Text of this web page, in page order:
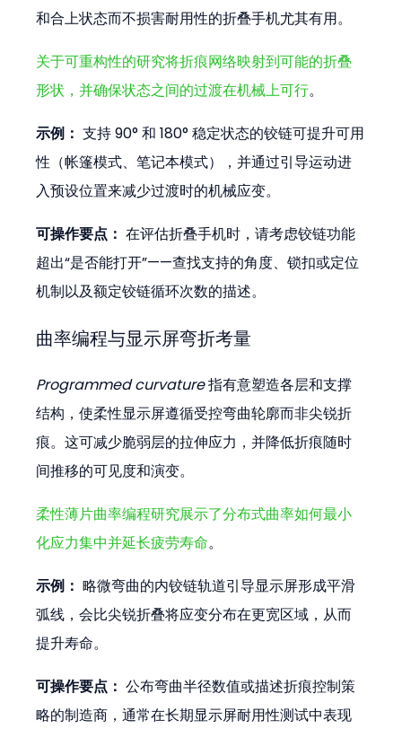
和合上状态而不损害耐用性的折叠手机尤其有用。
关于可重构性的研究将折痕网络映射到可能的折叠
形状，并确保状态之间的过渡在机械上可行。
示例： 支持 90° 和 180° 稳定状态的铰链可提升可用
性（帐篷模式、笔记本模式），并通过引导运动进
入预设位置来减少过渡时的机械应变。
可操作要点： 在评估折叠手机时，请考虑铰链功能
超出“是否能打开”——查找支持的角度、锁扣或定位
机制以及额定铰链循环次数的描述。
曲率编程与显示屏弯折考量
Programmed curvature 指有意塑造各层和支撑
结构，使柔性显示屏遵循受控弯曲轮廓而非尖锐折
痕。这可减少脆弱层的拉伸应力，并降低折痕随时
间推移的可见度和演变。
柔性薄片曲率编程研究展示了分布式曲率如何最小
化应力集中并延长疲劳寿命。
示例： 略微弯曲的内铰链轨道引导显示屏形成平滑
弧线，会比尖锐折叠将应变分布在更宽区域，从而
提升寿命。
可操作要点： 公布弯曲半径数值或描述折痕控制策
略的制造商，通常在长期显示屏耐用性测试中表现